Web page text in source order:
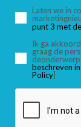
Laten we in
punt 3 met
Ik ga
graag de
beschreven
Policy]